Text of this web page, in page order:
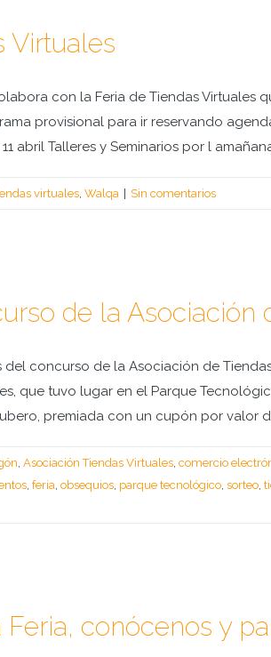
Virtuales
con la Feria de Tiendas Virtuales
provisional para ir reservando
abril Talleres y Seminarios por l
virtuales, Walqa Sin comentarios
de la Asociación
concurso de la Asociación de
que tuvo lugar en el Parque
premiada con un cupón por valor
, Asociación Tiendas Virtuales, comercio
, feria, obsequios, parque tecnológico, sorteo,
conócenos y